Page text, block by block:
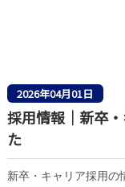
2026年04月01日
採用情報｜新卒
た
新卒・キャリア採用の